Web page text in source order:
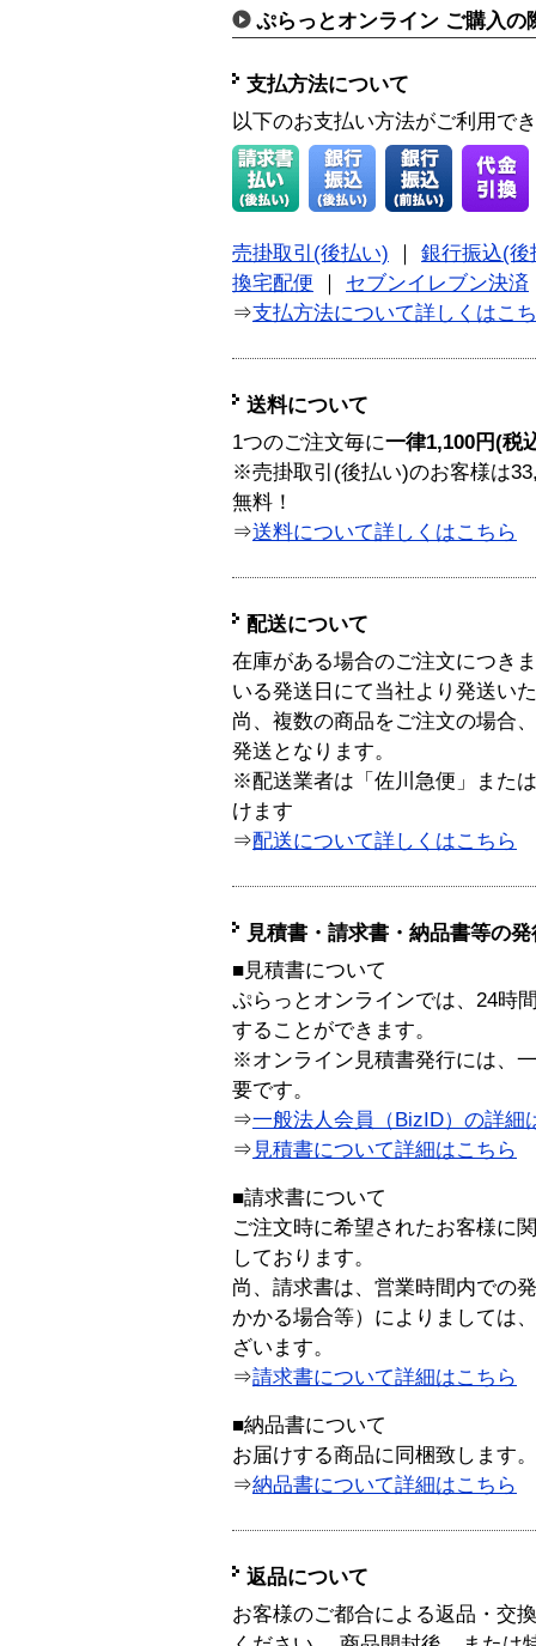
ぷらっとオンライン ご購入の
支払方法について
以下のお支払い方法がご利用で
売掛取引(後払い)
銀行振込(後
換宅配便
セブンイレブン決済
⇒支払方法について詳しくはこ
送料について
1つのご注文毎に一律1,100円(税
※売掛取引(後払い)のお客様は
無料！
⇒送料について詳しくはこちら
配送について
在庫がある場合のご注文につき
いる発送日にて当社より発送い
尚、複数の商品をご注文の場合
発送となります。
※配送業者は「佐川急便」また
けます
⇒配送について詳しくはこちら
見積書・請求書・納品書等の
■見積書について
ぷらっとオンラインでは、24時
することができます。
※オンライン見積書発行には、
要です。
⇒一般法人会員（BizID）の詳細
⇒ 見積書について詳細はこちら
■請求書について
ご注文時に希望されたお客様に
しております。
尚、請求書は、営業時間内での
かかる場合等）によりましては
ざいます。
⇒請求書について詳細はこちら
■納品書について
お届けする商品に同梱致します。
⇒納品書について詳細はこちら
返品について
お客様のご都合による返品・交